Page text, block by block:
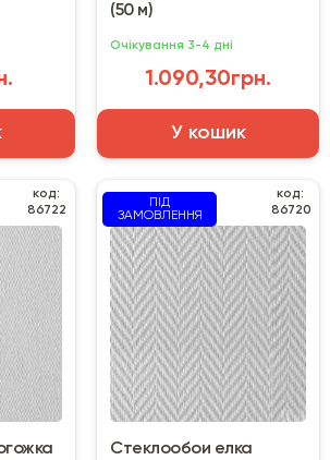
(50 м)
Очікування 3-4 дні
1.090,30грн.
У кошик
код:
86722
ПІД
ЗАМОВЛЕННЯ
код:
86720
Стеклообои елка